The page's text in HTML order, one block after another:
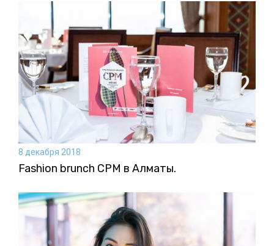
8 декабря 2018
Fashion brunch CPM в Алматы.